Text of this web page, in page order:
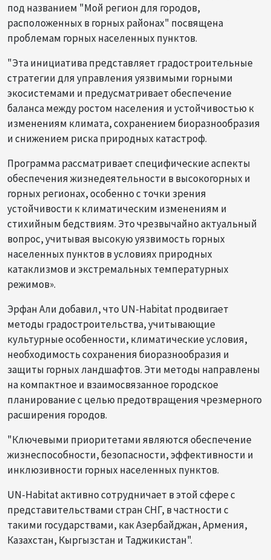
под названием "Мой регион для городов,
расположенных в горных районах" посвящена
проблемам горных населенных пунктов.
"Эта инициатива представляет градостроительные
стратегии для управления уязвимыми горными
экосистемами и предусматривает обеспечение
баланса между ростом населения и устойчивостью к
изменениям климата, сохранением биоразнообразия
и снижением риска природных катастроф.
Программа рассматривает специфические аспекты
обеспечения жизнедеятельности в высокогорных и
горных регионах, особенно с точки зрения
устойчивости к климатическим изменениям и
стихийным бедствиям. Это чрезвычайно актуальный
вопрос, учитывая высокую уязвимость горных
населенных пунктов в условиях природных
катаклизмов и экстремальных температурных
режимов».
Эрфан Али добавил, что UN-Habitat продвигает
методы градостроительства, учитывающие
культурные особенности, климатические условия,
необходимость сохранения биоразнообразия и
защиты горных ландшафтов. Эти методы направлены
на компактное и взаимосвязанное городское
планирование с целью предотвращения чрезмерного
расширения городов.
"Ключевыми приоритетами являются обеспечение
жизнеспособности, безопасности, эффективности и
инклюзивности горных населенных пунктов.
UN-Habitat активно сотрудничает в этой сфере с
представительствами стран СНГ, в частности с
такими государствами, как Азербайджан, Армения,
Казахстан, Кыргызстан и Таджикистан".